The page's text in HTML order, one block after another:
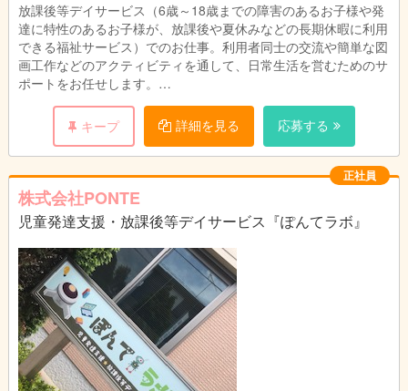
放課後等デイサービス（6歳～18歳までの障害のあるお子様や発
達に特性のあるお子様が、放課後や夏休みなどの長期休暇に利用
できる福祉サービス）でのお仕事。利用者同士の交流や簡単な図
画工作などのアクティビティを通して、日常生活を営むためのサ
ポートをお任せします。
○年齢不問
○子どもと接することが好きな方
○小さな成長を共に喜べる方
○様々な障害に対して理解するための努力ができる方
◎児童発達支援管理責任者、児童指導員の実務経験をお持ちの方
は優遇いたします
キープ 詳細を見る 応募する
正社員
株式会社PONTE
児童発達支援・放課後等デイサービス『ぽんてラボ』